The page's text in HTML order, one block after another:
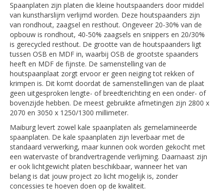
Spaanplaten zijn platen die kleine houtspaanders door middel
van kunstharslijm verlijmd worden. Deze houtspaanders zijn
van rondhout, zaagsel en resthout. Ongeveer 20-30% van de
opbouw is rondhout, 40-50% zaagsels en snippers en 20/30%
is gerecycled resthout. De grootte van de houtspaanders ligt
tussen OSB en MDF in, waarbij OSB de grootste spaanders
heeft en MDF de fijnste. De samenstelling van de
houtspaanplaat zorgt ervoor er geen neiging tot rekken of
krimpen is. Dit komt doordat de samenstellingen van de plaat
geen uitgesproken lengte- of breedterichting en een onder- of
bovenzijde hebben. De meest gebruikte afmetingen zijn 2800 x
2070 en 3050 x 1250/1300 millimeter.
Maiburg levert zowel kale spaanplaten als gemelamineerde
spaanplaten. De kale spaanplaten zijn leverbaar met de
standaard verwerking, maar kunnen ook worden gekocht met
een watervaste of brandvertragende verlijming. Daarnaast zijn
er ook lichtgewicht platen beschikbaar, wanneer het van
belang is dat jouw project zo licht mogelijk is, zonder
concessies te hoeven doen op de kwaliteit.